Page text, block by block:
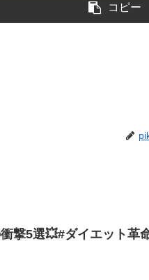
コピー
撃5選💥#ダイエット革